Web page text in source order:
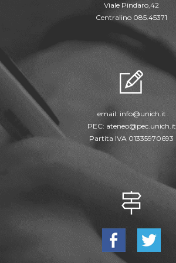
Viale Pindaro,42
Centralino 085.45371
email: info@unich.it
PEC: ateneo@pec.unich.it
Partita IVA 01335970693